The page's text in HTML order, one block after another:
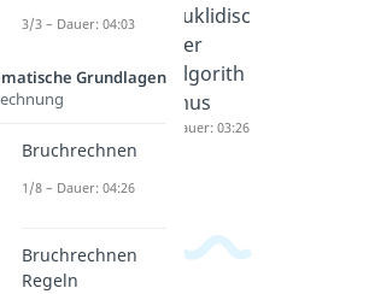
Größter
amer
Teiler
Dauer: 04:15
Primfakt
ung
Euklidisc
her
Algorith
mus
Dauer: 03:26
3/3 – Dauer: 04:03
Grundlagen
Bruchrechnen
1/8 – Dauer: 04:26
Bruchrechnen
Regeln